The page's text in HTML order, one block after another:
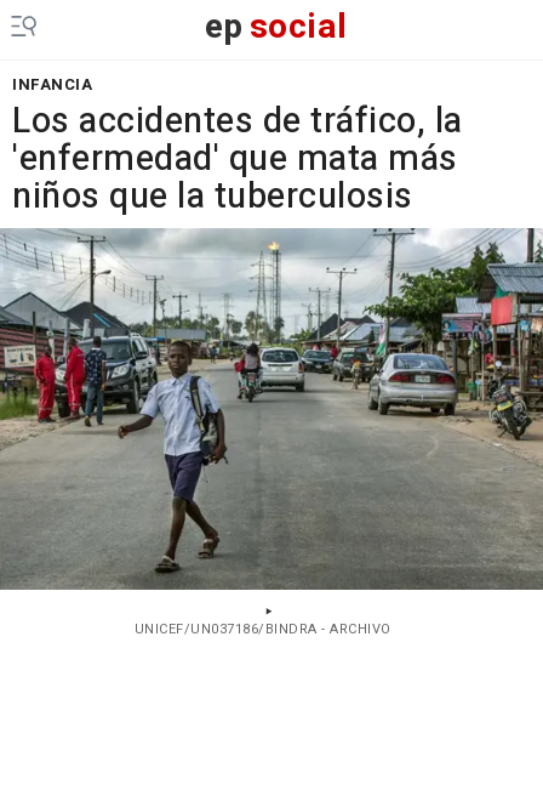
epsocial
INFANCIA
Los accidentes de tráfico, la
'enfermedad' que mata más
niños que la tuberculosis
UNICEF/UN037186/BINDRA - ARCHIVO